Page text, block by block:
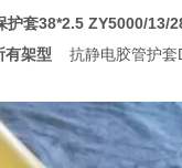
护套38*2.5 ZY5000/13/
有架型
抗静电胶管护